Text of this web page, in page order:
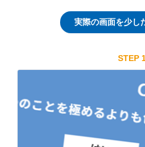
実際の画面を少し
STEP